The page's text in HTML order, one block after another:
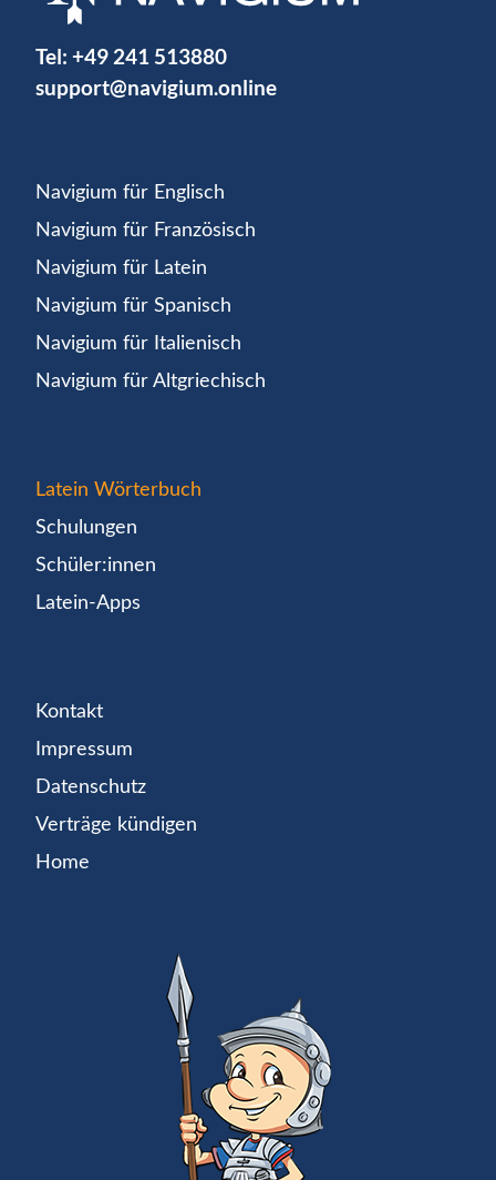
Tel: +49 241 513880
support@navigium.online
Navigium für Englisch
Navigium für Französisch
Navigium für Latein
Navigium für Spanisch
Navigium für Italienisch
Navigium für Altgriechisch
Latein Wörterbuch
Schulungen
Schüler:innen
Latein-Apps
Kontakt
Impressum
Datenschutz
Verträge kündigen
Home